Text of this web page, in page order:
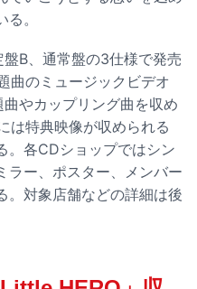
。
B、通常盤の3仕様で発売
曲のミュージックビデオ
やカップリング曲を収め
は特典映像が収められる
。各CDショップではシン
ラー、ポスター、メンバー
。対象店舗などの詳細は後